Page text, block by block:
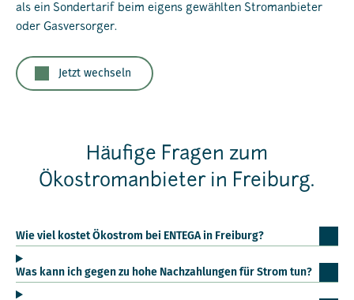
als ein Sondertarif beim eigens gewählten Stromanbieter
oder Gasversorger.
Jetzt wechseln
Häufige Fragen zum
Ökostromanbieter in Freiburg.
Wie viel kostet Ökostrom bei ENTEGA in Freiburg?
Was kann ich gegen zu hohe Nachzahlungen für Strom tun?